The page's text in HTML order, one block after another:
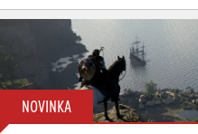
NOVINKA